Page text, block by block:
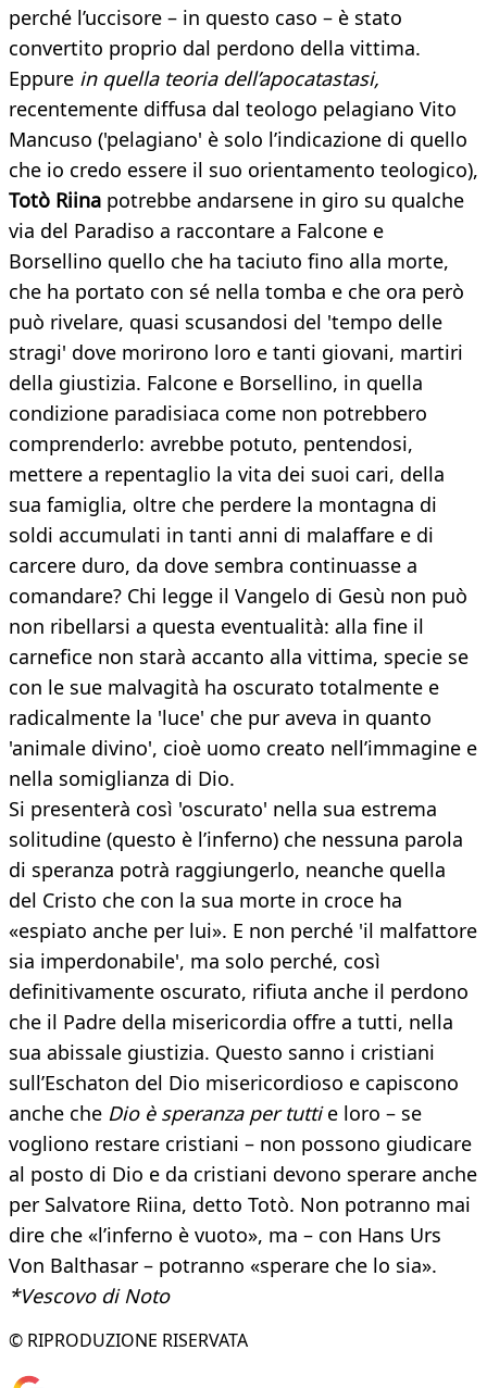
perché l’uccisore – in questo caso – è stato
convertito proprio dal perdono della vittima.
Eppure in quella teoria dell’apocatastasi,
recentemente diffusa dal teologo pelagiano Vito
Mancuso ('pelagiano' è solo l’indicazione di quello
che io credo essere il suo orientamento teologico),
Totò Riina potrebbe andarsene in giro su qualche
via del Paradiso a raccontare a Falcone e
Borsellino quello che ha taciuto fino alla morte,
che ha portato con sé nella tomba e che ora però
può rivelare, quasi scusandosi del 'tempo delle
stragi' dove morirono loro e tanti giovani, martiri
della giustizia. Falcone e Borsellino, in quella
condizione paradisiaca come non potrebbero
comprenderlo: avrebbe potuto, pentendosi,
mettere a repentaglio la vita dei suoi cari, della
sua famiglia, oltre che perdere la montagna di
soldi accumulati in tanti anni di malaffare e di
carcere duro, da dove sembra continuasse a
comandare? Chi legge il Vangelo di Gesù non può
non ribellarsi a questa eventualità: alla fine il
carnefice non starà accanto alla vittima, specie se
con le sue malvagità ha oscurato totalmente e
radicalmente la 'luce' che pur aveva in quanto
'animale divino', cioè uomo creato nell’immagine e
nella somiglianza di Dio.
Si presenterà così 'oscurato' nella sua estrema
solitudine (questo è l’inferno) che nessuna parola
di speranza potrà raggiungerlo, neanche quella
del Cristo che con la sua morte in croce ha
«espiato anche per lui». E non perché 'il malfattore
sia imperdonabile', ma solo perché, così
definitivamente oscurato, rifiuta anche il perdono
che il Padre della misericordia offre a tutti, nella
sua abissale giustizia. Questo sanno i cristiani
sull’Eschaton del Dio misericordioso e capiscono
anche che Dio è speranza per tuttie loro – se
vogliono restare cristiani – non possono giudicare
al posto di Dio e da cristiani devono sperare anche
per Salvatore Riina, detto Totò. Non potranno mai
dire che «l’inferno è vuoto», ma – con Hans Urs
Von Balthasar – potranno «sperare che lo sia».
*Vescovo di Noto
© RIPRODUZIONE RISERVATA